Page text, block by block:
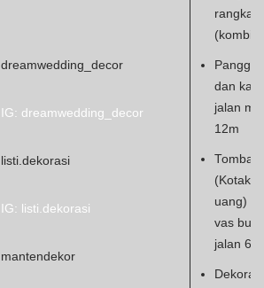
dreamwedding_decor
IG: dreamwedding_decor
listi.dekorasi
IG: listi.dekorasi
mantendekor
dan
jalan
12m
(Kotak
uang)
vas
jalan 6
Dekorasi